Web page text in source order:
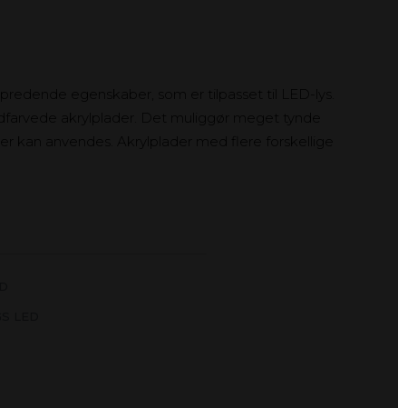
egenskaber, som er tilpasset til LED-lys.
akrylplader. Det muliggør meget tynde
kan anvendes. Akrylplader med flere forskellige